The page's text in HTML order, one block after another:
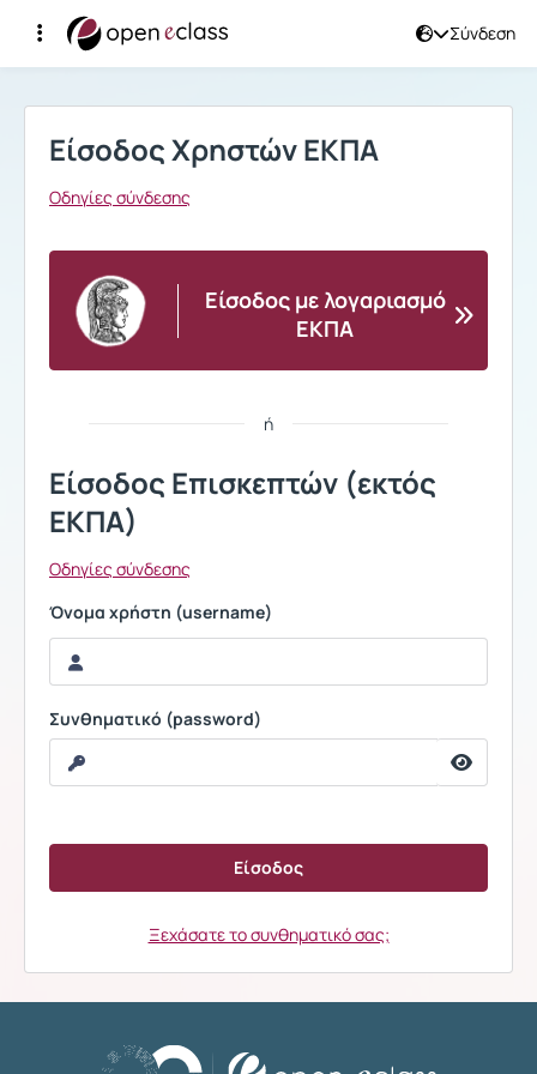
Σύνδεση
Σύνδεση
Είσοδος Χρηστών ΕΚΠΑ
Οδηγίες σύνδεσης
Είσοδος με λογαριασμό
ΕΚΠΑ
ή
Είσοδος Επισκεπτών (εκτός
ΕΚΠΑ)
Οδηγίες σύνδεσης
Όνομα χρήστη (username)
Συνθηματικό (password)
Ξεχάσατε το συνθηματικό σας;